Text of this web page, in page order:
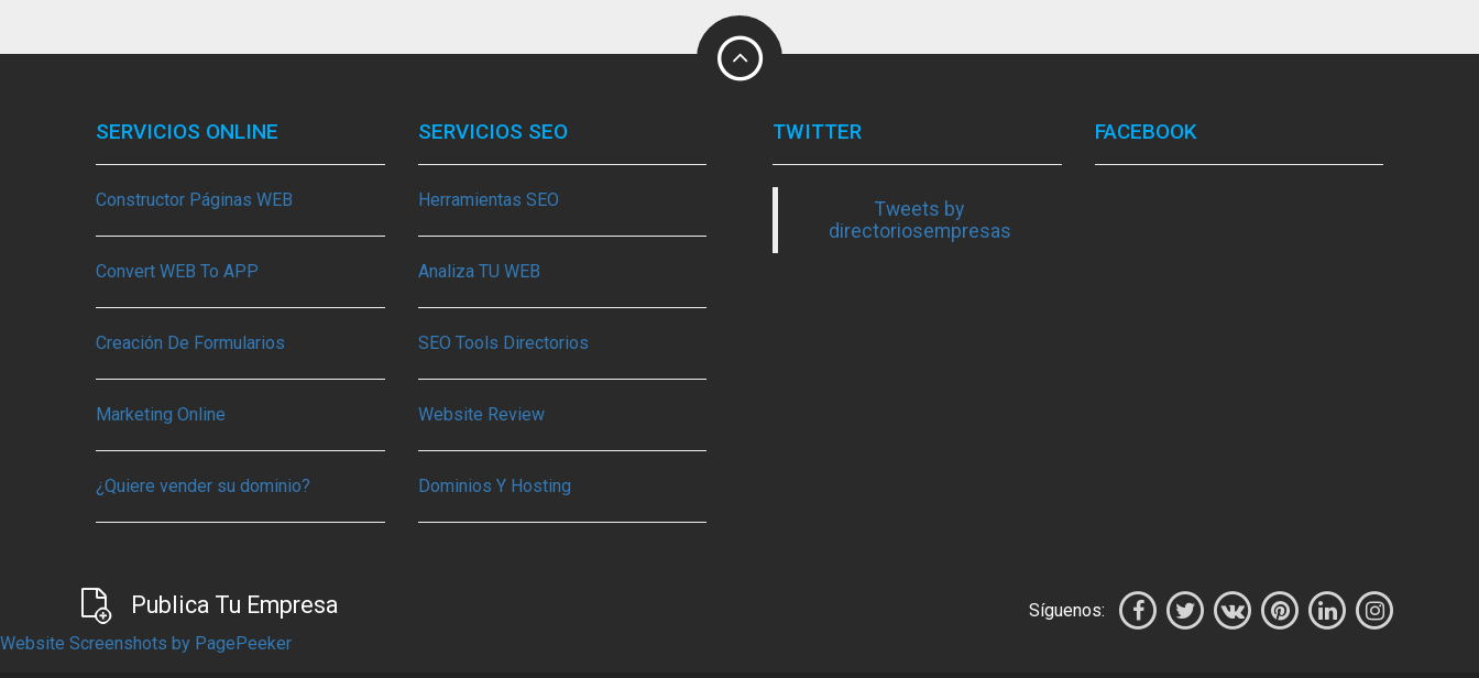
SERVICIOS ONLINE
Constructor Páginas WEB
Convert WEB To APP
Creación De Formularios
Marketing Online
¿Quiere vender su dominio?
SERVICIOS SEO
Herramientas SEO
Analiza TU WEB
SEO Tools Directorios
Website Review
Dominios Y Hosting
TWITTER
Tweets by
directoriosempresas
FACEBOOK
Publica Tu Empresa
Síguenos:
Website Screenshots by PagePeeker